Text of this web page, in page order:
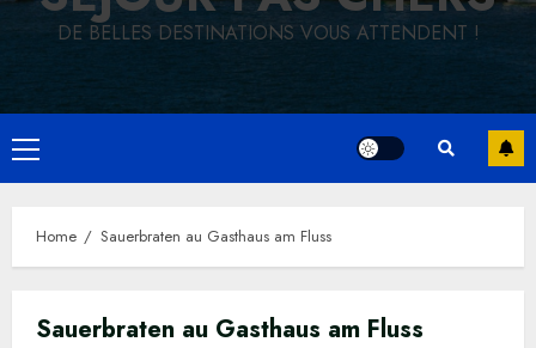
DE BELLES DESTINATIONS VOUS ATTENDENT !
Primary
Menu
Home Sauerbraten au Gasthaus am Fluss
Sauerbraten au Gasthaus am Fluss